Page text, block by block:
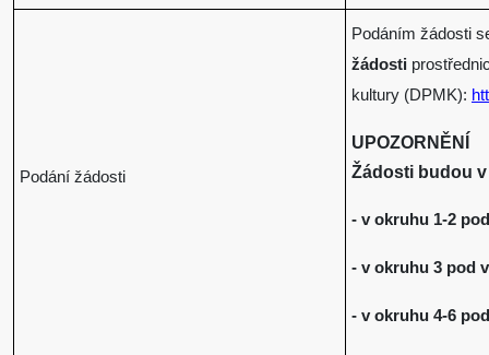
Podání žádosti
Podáním žádosti
žádosti
kultury (DPMK):
UPOZORNĚNÍ
Žádosti budou
- v okruhu 1-2
- v okruhu 3 pod
- v okruhu 4-6